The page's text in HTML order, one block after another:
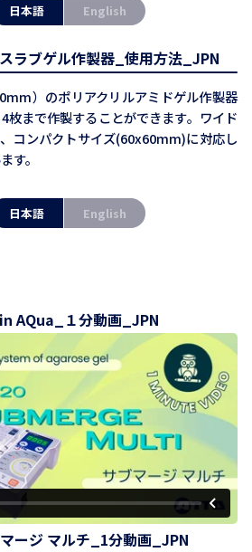
日本語 English
ラブゲル作製器_使用方法_JPN
）のポリアクリルアミドゲル作製器
枚まで作製することができます。ワイド
コンパクトサイズ(60x60mm)に対応し
す。
日本語 English
AQua_１分動画_JPN
ージ マルチ_1分動画_JPN